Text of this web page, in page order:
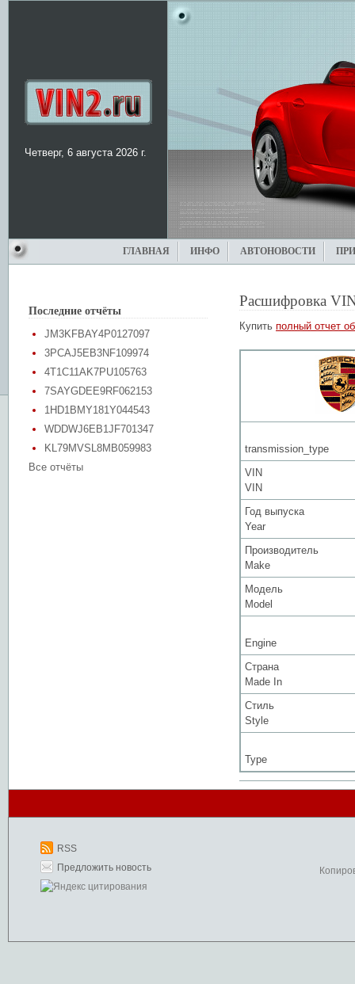
Четверг, 6 августа 2026 г.
ГЛАВНАЯ ИНФО АВТОНОВОСТИ
Последние отчёты
JM3KFBAY4P0127097
3PCAJ5EB3NF109974
4T1C11AK7PU105763
7SAYGDEE9RF062153
1HD1BMY181Y044543
WDDWJ6EB1JF701347
KL79MVSL8MB059983
Все отчёты
Расшифровка
Купить полный отчет
transmission_type
VIN
VIN
Год выпуска
Year
Производитель
Make
Модель
Model
Engine
Страна
Made In
Стиль
Style
Type
RSS
Предложить новость